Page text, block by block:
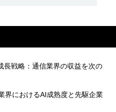
長戦略：通信業界の収益を次の
界におけるAI成熟度と先駆企業